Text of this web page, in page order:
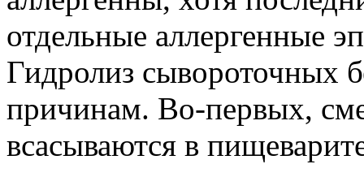
отдельные аллергенные
Гидролиз сывороточных
причинам. Во-первых,
всасываются в